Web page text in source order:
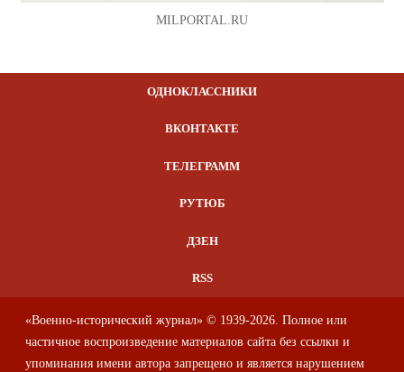
MILPORTAL.RU
ОДНОКЛАССНИКИ
ВКОНТАКТЕ
ТЕЛЕГРАММ
РУТЮБ
ДЗЕН
RSS
«Военно-исторический журнал» © 1939-2026. Полное или
частичное воспроизведение материалов сайта без ссылки и
упоминания имени автора запрещено и является нарушением